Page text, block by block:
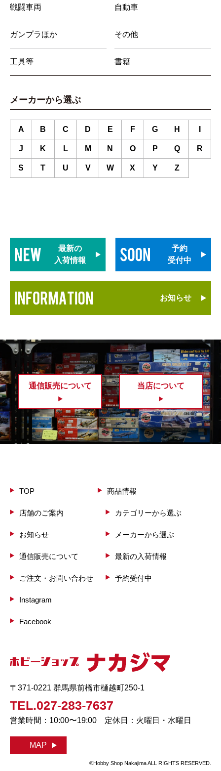
戦闘車両 自動車
ガンプラほか その他
工具等 書籍
メーカーから選ぶ
A B C D E F G H
J K L M N O P Q R
S T U V W X Y Z
最新の
入荷情報
予約
受付中
お知らせ
通信販売について 当店について
TOP
店舗のご案内
お知らせ
通信販売について
ご注文・お問い合わせ
Instagram
Facebook
商品情報
カテゴリーから選ぶ
メーカーから選ぶ
最新の入荷情報
予約受付中
〒371-0221 群馬県前橋市樋越町250-1
TEL.027-283-7637
営業時間：10:00〜19:00 定休日：火曜日・水曜日
MAP
©Hobby Shop Nakajima ALL RIGHTS RESERVED.